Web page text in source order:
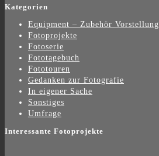
Kategorien
Equipment – Zubehör Vorstellung
Fotoprojekte
Fotoserie
Fototagebuch
Fototouren
Gedanken zur Fotografie
In eigener Sache
Sonstiges
Umfrage
Interessante Fotoprojekte